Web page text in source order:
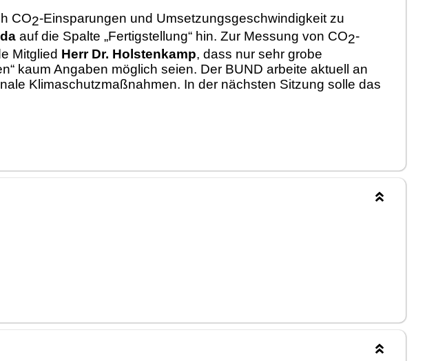
CO2-Einsparungen und Umsetzungsgeschwindigkeit zu
auf die Spalte „Fertigstellung“ hin. Zur Messung von CO2-
Mitglied Herr Dr. Holstenkamp, dass nur sehr grobe
kaum Angaben möglich seien. Der BUND arbeite aktuell an
Klimaschutzmaßnahmen. In der nächsten Sitzung solle das